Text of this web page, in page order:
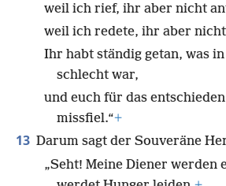
weil ich rief, ihr aber nicht
weil ich redete, ihr aber
Ihr habt ständig getan, was
schlecht war,
und euch für das
missfiel.“+
13 Darum sagt der Souveräne
„Seht! Meine Diener werden